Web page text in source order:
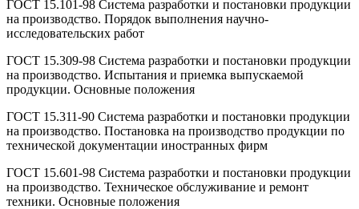
ГОСТ 15.101-98 Система разработки и постановки продукции
на производство. Порядок выполнения научно-
исследовательских работ
ГОСТ 15.309-98 Система разработки и постановки продукции
на производство. Испытания и приемка выпускаемой
продукции. Основные положения
ГОСТ 15.311-90 Система разработки и постановки продукции
на производство. Постановка на производство продукции по
технической документации иностранных фирм
ГОСТ 15.601-98 Система разработки и постановки продукции
на производство. Техническое обслуживание и ремонт
техники. Основные положения